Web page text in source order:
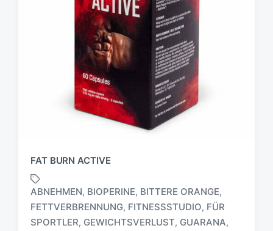
FAT BURN ACTIVE
ABNEHMEN, BIOPERINE, BITTERE ORANGE,
FETTVERBRENNUNG, FITNESSSTUDIO, FÜR
SPORTLER, GEWICHTSVERLUST, GUARANA,